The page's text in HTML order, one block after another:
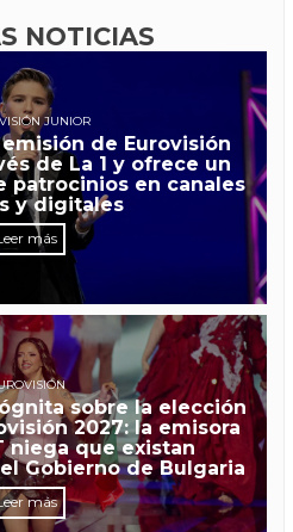
NOTICIAS
JUNIOR
emisión de Eurovisión
de La 1 y ofrece un
patrocinios en canales
y digitales
más
sobre la elección
2027: la emisora
niega que existan
Gobierno de Bulgaria
más